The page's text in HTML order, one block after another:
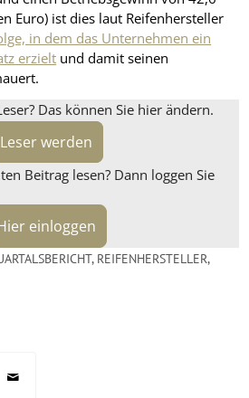
Euro) ist dies laut Reifenhersteller
in dem das Unternehmen ein
erzielt und damit seinen
Das können Sie hier ändern.
Leser werden
Beitrag lesen? Dann loggen Sie
einloggen
, REIFENHERSTELLER,